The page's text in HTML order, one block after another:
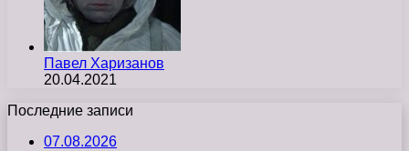
Павел Харизанов
20.04.2021
Последние записи
07.08.2026